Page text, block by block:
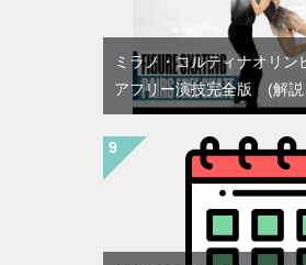
ミラノ・コルティナオリ
アフリー演技完全版 (解説